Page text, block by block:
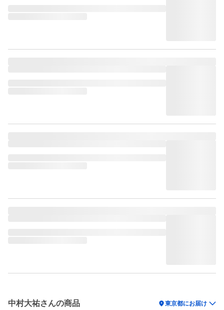
中村大祐さんの商品 location_on東京都にお届け